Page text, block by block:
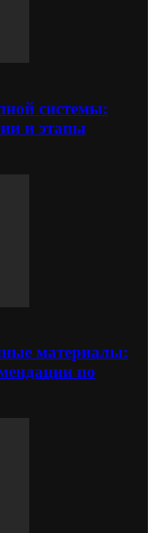
системы:
и этапы
материалы:
по